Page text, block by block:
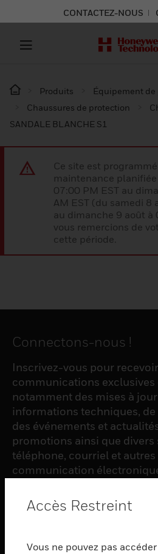
CONTACTEZ-NOUS
Produits
Équipement
Chaussures de protection
SANDALE BLANCHE S1
Ce site est
maintenance
07:00 PM EST au
AM EST (du samedi 8
au dimanche 9 août à
vous remercions de
cette période.
Connectons-nous !
Inscrivez-vous pour
communications exclusives
notamment des mises à
informations techniques,
des événements et
promotions ainsi que divers
téléphone, courriel et
communication
S'INSCRIRE
PRODUCTS
Accès Restreint
Vous ne pouvez pas